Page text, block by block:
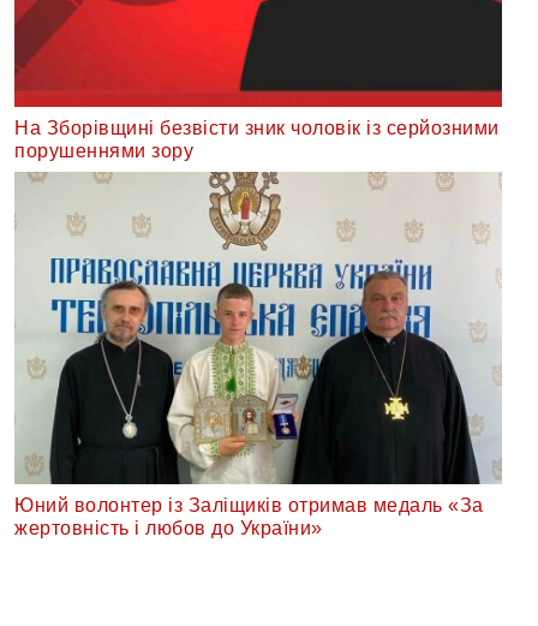
На Зборівщині безвісти зник чоловік із серйозними
порушеннями зору
Юний волонтер із Заліщиків отримав медаль «За
жертовність і любов до України»